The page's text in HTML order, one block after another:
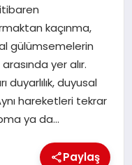
kaçınma,
gülümsemelerin
yer alır.
duyarlılık, duyusal
hareketleri tekrar
ya da…
Paylaş